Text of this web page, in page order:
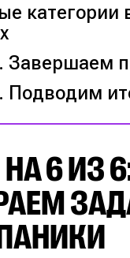
категории
Завершаем
Подводим
6 ИЗ